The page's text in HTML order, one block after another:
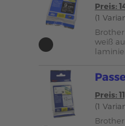
Preis:
(1
weiß
Preis:
(1
Brother